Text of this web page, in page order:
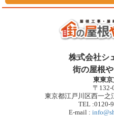
株式会社シ
街の屋根
東東
〒132-
東京都江戸川区西一之
TEL :0120-
E-mail :